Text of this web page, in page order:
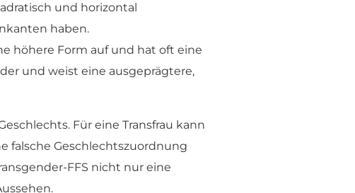
und horizontal
haben.
höhere Form auf und hat oft eine
und weist eine ausgeprägtere,
Für eine Transfrau kann
falsche Geschlechtszuordnung
FFS nicht nur eine